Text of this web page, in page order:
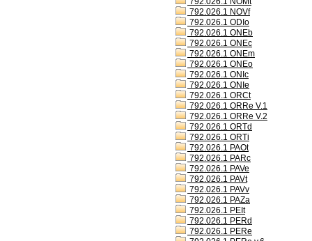
792.026.1 NOVf
792.026.1 ODIo
792.026.1 ONEb
792.026.1 ONEc
792.026.1 ONEm
792.026.1 ONEo
792.026.1 ONIc
792.026.1 ONIe
792.026.1 ORCt
792.026.1 ORRe V.1
792.026.1 ORRe V.2
792.026.1 ORTd
792.026.1 ORTi
792.026.1 PAOt
792.026.1 PARc
792.026.1 PAVe
792.026.1 PAVt
792.026.1 PAVv
792.026.1 PAZa
792.026.1 PEIt
792.026.1 PERd
792.026.1 PERe